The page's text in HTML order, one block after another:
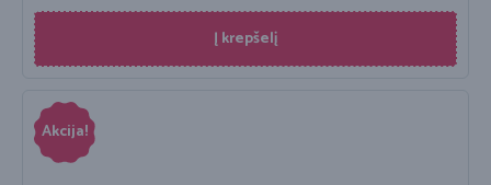
Į krepšelį
Akcija!